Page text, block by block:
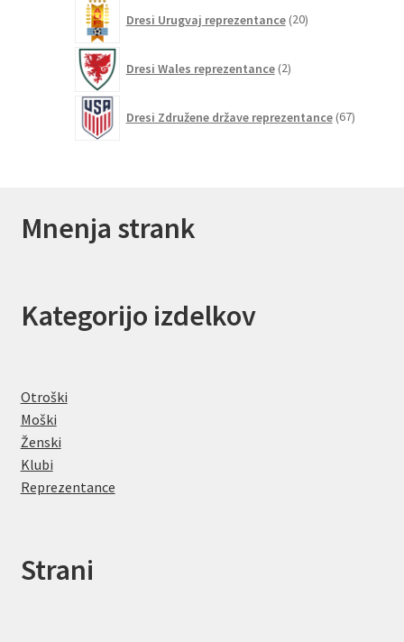
Dresi Urugvaj reprezentance 20izdelkov
Dresi Wales reprezentance 2izdelka
Dresi Združene države reprezentance 67izdelkov
Mnenja strank
Kategorijo izdelkov
Otroški
Moški
Ženski
Klubi
Reprezentance
Strani